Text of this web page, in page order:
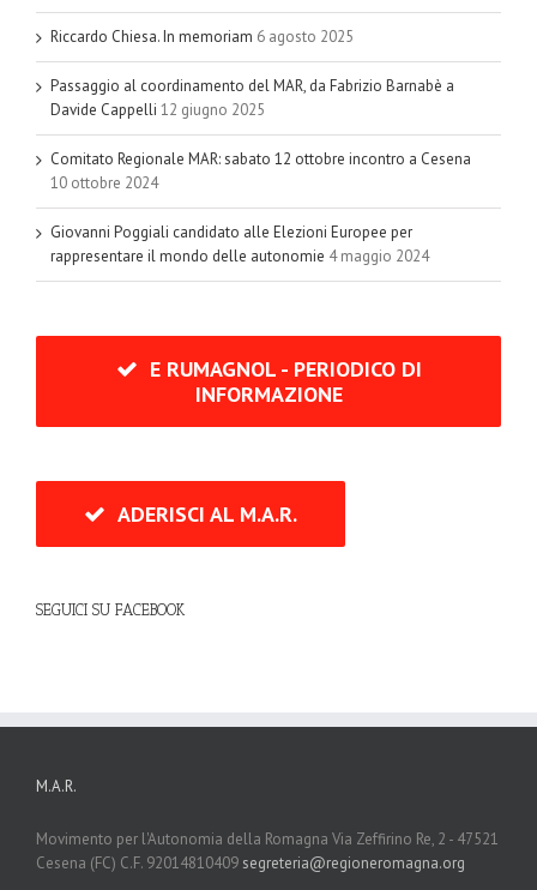
Riccardo Chiesa. In memoriam 6 agosto 2025
Passaggio al coordinamento del MAR, da Fabrizio Barnabè a
Davide Cappelli 12 giugno 2025
Comitato Regionale MAR: sabato 12 ottobre incontro a Cesena
10 ottobre 2024
Giovanni Poggiali candidato alle Elezioni Europee per
rappresentare il mondo delle autonomie 4 maggio 2024
E RUMAGNOL - PERIODICO DI
INFORMAZIONE
ADERISCI AL M.A.R.
SEGUICI SU FACEBOOK
M.A.R.
Movimento per l'Autonomia della Romagna Via Zeffirino Re, 2 - 47521
Cesena (FC) C.F. 92014810409 segreteria@regioneromagna.org